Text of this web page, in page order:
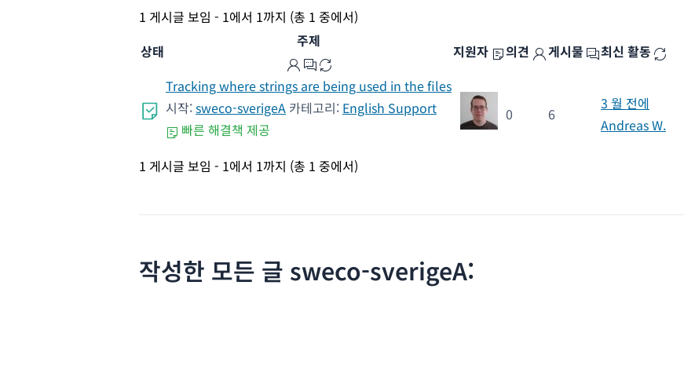
1 게시글 보임 - 1에서 1까지 (총 1 중에서)
상태
주제
지원자 의견 게시물
최신 활동
Tracking where strings are being used in the files
시작:sweco-sverigeA 카테고리: English Support
빠른 해결책 제공
0 6
3 월 전에
Andreas W.
1 게시글 보임 - 1에서 1까지 (총 1 중에서)
작성한 모든 글 sweco-sverigeA: